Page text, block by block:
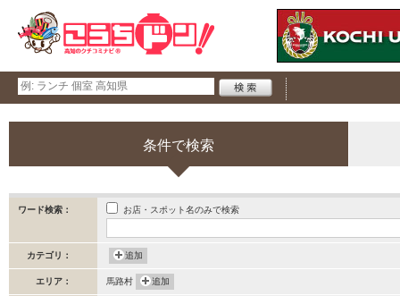
条件で検索
ワード検索： お店・スポット名のみで検索
カテゴリ： 追加
エリア： 馬路村 追加